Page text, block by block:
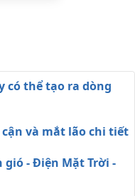
có thể tạo ra dòng
cận và mắt lão chi tiết
gió - Điện Mặt Trời -